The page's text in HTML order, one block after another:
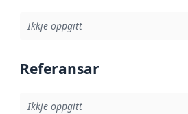
Ikkje oppgitt
Referansar
Ikkje oppgitt